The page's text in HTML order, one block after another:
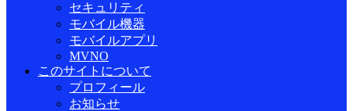
セキュリティ
モバイル機器
モバイルアプリ
MVNO
このサイトについて
プロフィール
お知らせ